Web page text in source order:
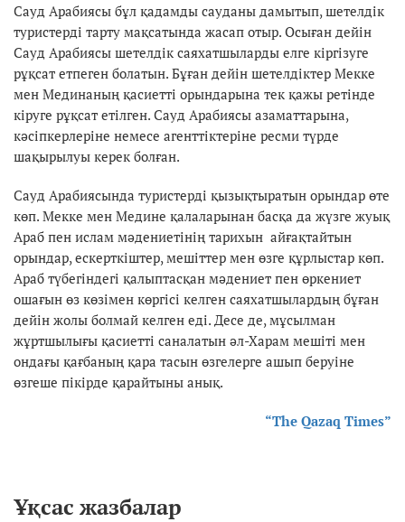
Сауд Арабиясы бұл қадамды сауданы дамытып, шетелдік
туристерді тарту мақсатында жасап отыр. Осыған дейін
Сауд Арабиясы шетелдік саяхатшыларды елге кіргізуге
рұқсат етпеген болатын. Бұған дейін шетелдіктер Мекке
мен Мединаның қасиетті орындарына тек қажы ретінде
кіруге рұқсат етілген. Сауд Арабиясы азаматтарына,
кәсіпкерлеріне немесе агенттіктеріне ресми түрде
шақырылуы керек болған.
Сауд Арабиясында туристерді қызықтыратын орындар өте
көп. Мекке мен Медине қалаларынан басқа да жүзге жуық
Араб пен ислам мәдениетінің тарихын айғақтайтын
орындар, ескерткіштер, мешіттер мен өзге құрлыстар көп.
Араб түбегіндегі қалыптасқан мәдениет пен өркениет
ошағын өз көзімен көргісі келген саяхатшылардың бұған
дейін жолы болмай келген еді. Десе де, мұсылман
жұртшылығы қасиетті саналатын әл-Харам мешіті мен
ондағы қағбаның қара тасын өзгелерге ашып беруіне
өзгеше пікірде қарайтыны анық.
“The Qazaq Times”
Ұқсас жазбалар